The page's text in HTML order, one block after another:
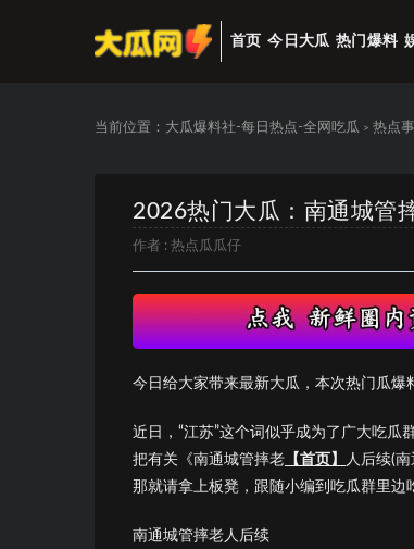
首页 今日大瓜 热门爆料
当前位置： 大瓜爆料社-每日热点-全网吃瓜 > 热点
2026热门大瓜：南通城管
作者 : 热点瓜瓜仔
今日给大家带来最新大瓜，本次热门瓜爆
近日，“江苏”这个词似乎成为了广大吃
把有关《南通城管摔老 【首页】
人后续(
那就请拿上板凳，跟随小编到吃瓜群里边
南通城管摔老人后续